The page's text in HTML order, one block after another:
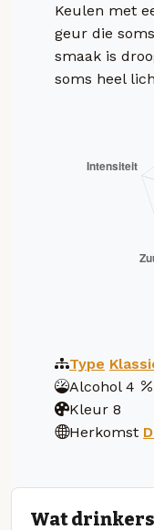
Keulen met
geur die
smaak is
soms heel
Type
Alcohol 4
Kleur 8
Herkomst
Wat